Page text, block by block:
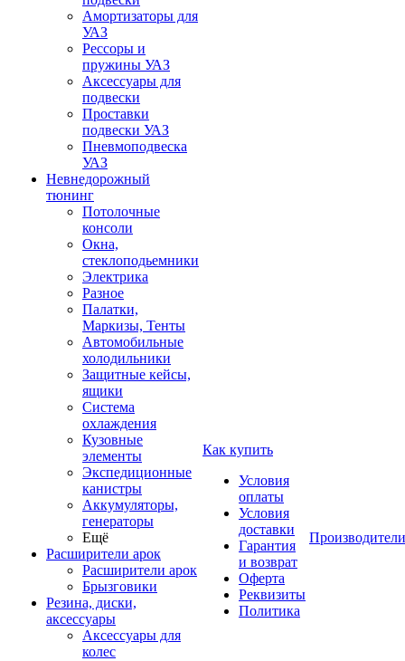
Амортизаторы для
УАЗ
Рессоры и
пружины УАЗ
Аксессуары для
подвески
Проставки
подвески УАЗ
Пневмоподвеска
УАЗ
Невнедорожный
тюнинг
Потолочные
консоли
Окна,
стеклоподьемники
Электрика
Разное
Палатки,
Маркизы, Тенты
Автомобильные
холодильники
Защитные кейсы,
ящики
Система
охлаждения
Кузовные
элементы
Экспедиционные
канистры
Аккумуляторы,
генераторы
Ещё
Расширители арок
Расширители арок
Брызговики
Резина, диски,
аксессуары
Аксессуары для
колес
Как купить
Условия
оплаты
Условия
доставки
Гарантия
и возврат
Оферта
Реквизиты
Политика
Производители